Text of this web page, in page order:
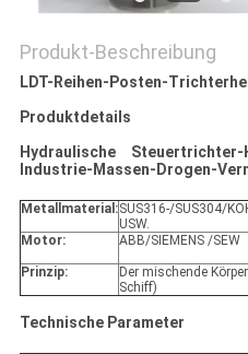
Produkt-Beschreibung
LDT-Reihen-Posten-
Produktdetails
Hydraulische
Industrie-Massen-Drogen-
Metallmaterial:SUS316-/SUS304/
USW.
Motor: ABB/SIEMENS /SEW
Prinzip:
Der mischende
Schiff)
Technische Parameter